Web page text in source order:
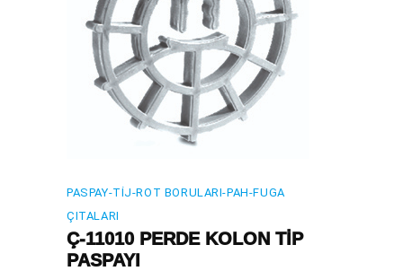
PASPAY-TIJ-ROT BORULARI-PAH-FUGA
ÇITALARI
Ç-11010 PERDE KOLON TİP
PASPAYI